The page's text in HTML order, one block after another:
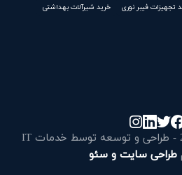
تجهیزات فیبر نوری خرید شیرآلات بهداشتی
کپی رایت © 2026 - 2024 - طراحی و توسعه توسط خدمات IT
طراحی سایت و سئو